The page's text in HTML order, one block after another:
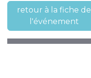
retour à la fiche de
l'événement